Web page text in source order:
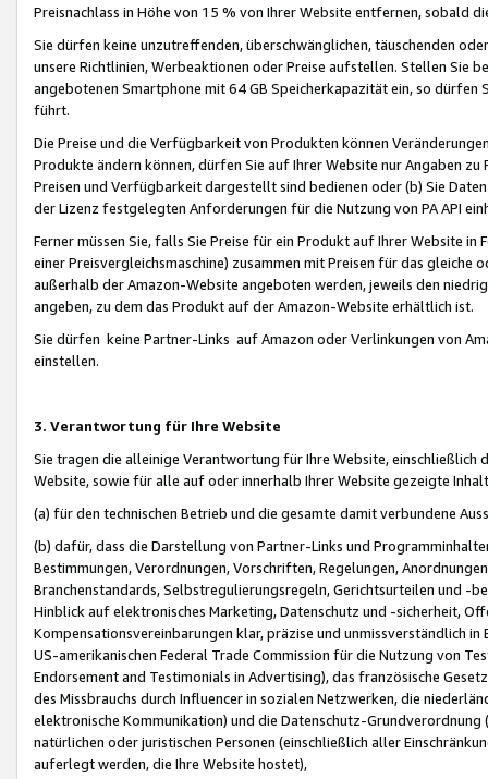
Preisnachlass in Höhe von 15 % von Ihrer Website entfernen, sobald
Sie dürfen keine unzutreffenden, überschwänglichen, täuschenden
unsere Richtlinien, Werbeaktionen oder Preise aufstellen. Stellen Sie
angebotenen Smartphone mit 64 GB Speicherkapazität ein, so dürfen
führt.
Die Preise und die Verfügbarkeit von Produkten können
Produkte ändern können, dürfen Sie auf Ihrer Website nur Angaben
Preisen und Verfügbarkeit dargestellt sind bedienen oder (b) Sie
der Lizenz festgelegten Anforderungen für die Nutzung von PA API
Ferner müssen Sie, falls Sie Preise für ein Produkt auf Ihrer Website
einer Preisvergleichsmaschine) zusammen mit Preisen für das
außerhalb der Amazon-Website angeboten werden, jeweils den
angeben, zu dem das Produkt auf der Amazon-Website erhältlich ist.
Sie dürfen keine Partner-Links auf Amazon oder Verlinkungen von
einstellen.
3. Verantwortung für Ihre Website
Sie tragen die alleinige Verantwortung für Ihre Website,
Website, sowie für alle auf oder innerhalb Ihrer Website gezeigte
(a) für den technischen Betrieb und die gesamte damit verbundene
(b) dafür, dass die Darstellung von Partner-Links und
Bestimmungen, Verordnungen, Vorschriften, Regelungen,
Branchenstandards, Selbstregulierungsregeln, Gerichtsurteilen und -
Hinblick auf elektronisches Marketing, Datenschutz und -sicherheit,
Kompensationsvereinbarungen klar, präzise und unmissverständlich
US-amerikanischen Federal Trade Commission für die Nutzung von
Endorsement and Testimonials in Advertising), das französische
des Missbrauchs durch Influencer in sozialen Netzwerken, die
elektronische Kommunikation) und die Datenschutz-
natürlichen oder juristischen Personen (einschließlich aller
auferlegt werden, die Ihre Website hostet),